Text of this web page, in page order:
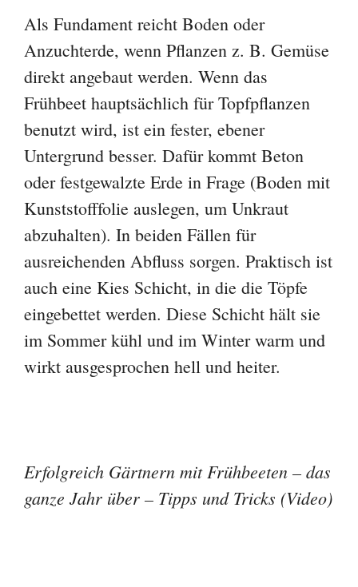
Als Fundament reicht Boden oder
Anzuchterde, wenn Pflanzen z. B. Gemüse
direkt angebaut werden. Wenn das
Frühbeet hauptsächlich für Topfpflanzen
benutzt wird, ist ein fester, ebener
Untergrund besser. Dafür kommt Beton
oder festgewalzte Erde in Frage (Boden mit
Kunststofffolie auslegen, um Unkraut
abzuhalten). In beiden Fällen für
ausreichenden Abfluss sorgen. Praktisch ist
auch eine Kies Schicht, in die die Töpfe
eingebettet werden. Diese Schicht hält sie
im Sommer kühl und im Winter warm und
wirkt ausgesprochen hell und heiter.
Erfolgreich Gärtnern mit Frühbeeten – das
ganze Jahr über – Tipps und Tricks (Video)